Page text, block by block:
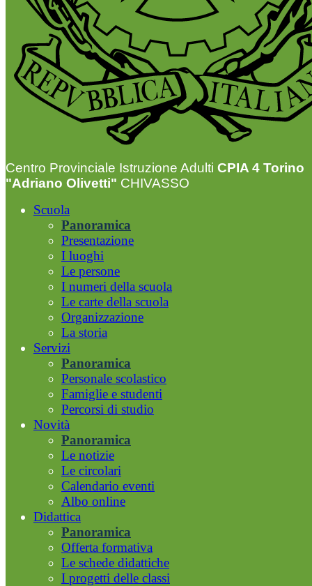
Centro Provinciale Istruzione Adulti CPIA 4 Torino
"Adriano Olivetti" CHIVASSO
Scuola
Panoramica
Presentazione
I luoghi
Le persone
I numeri della scuola
Le carte della scuola
Organizzazione
La storia
Servizi
Panoramica
Personale scolastico
Famiglie e studenti
Percorsi di studio
Novità
Panoramica
Le notizie
Le circolari
Calendario eventi
Albo online
Didattica
Panoramica
Offerta formativa
Le schede didattiche
I progetti delle classi